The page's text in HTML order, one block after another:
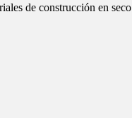
de construcción en